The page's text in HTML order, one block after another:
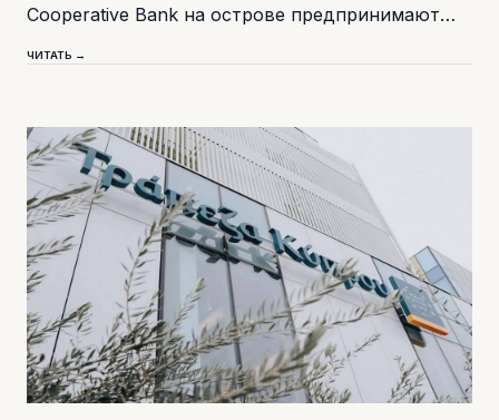
Cooperative Bank на острове предпринимают…
ЧИТАТЬ →